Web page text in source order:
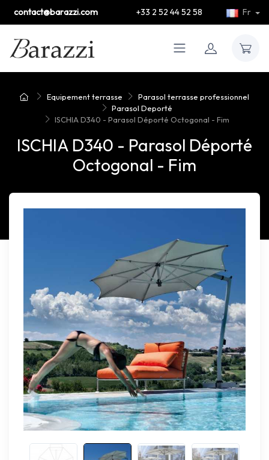
contact@barazzi.com +33 2 52 44 52 58 Fr
Equipement terrasse
Parasol terrasse professionnel
Parasol Deporté
ISCHIA D340 - Parasol Déporté Octogonal - Fim
ISCHIA D340 - Parasol Déporté
Octogonal - Fim